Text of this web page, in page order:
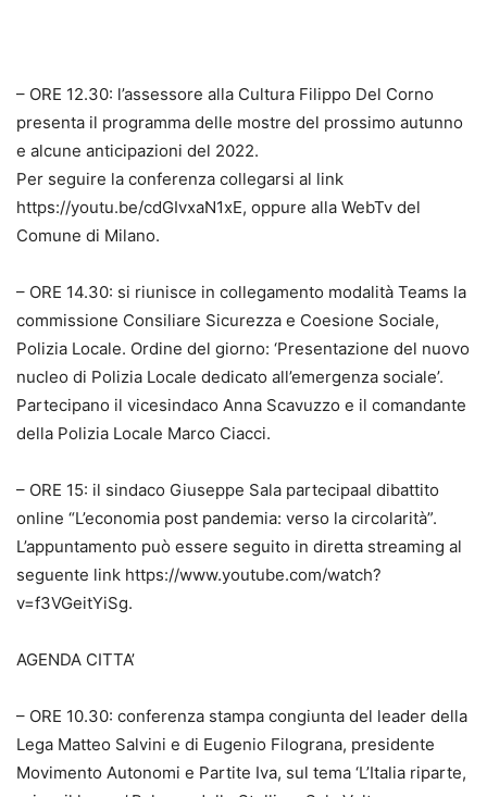
– ORE 12.30: l’assessore alla Cultura Filippo Del Corno
presenta il programma delle mostre del prossimo autunno
e alcune anticipazioni del 2022.
Per seguire la conferenza collegarsi al link
https://youtu.be/cdGIvxaN1xE, oppure alla WebTv del
Comune di Milano.
– ORE 14.30: si riunisce in collegamento modalità Teams la
commissione Consiliare Sicurezza e Coesione Sociale,
Polizia Locale. Ordine del giorno: ‘Presentazione del nuovo
nucleo di Polizia Locale dedicato all’emergenza sociale’.
Partecipano il vicesindaco Anna Scavuzzo e il comandante
della Polizia Locale Marco Ciacci.
– ORE 15: il sindaco Giuseppe Sala partecipaal dibattito
online “L’economia post pandemia: verso la circolarità”.
L’appuntamento può essere seguito in diretta streaming al
seguente link https://www.youtube.com/watch?
v=f3VGeitYiSg.
AGENDA CITTA’
– ORE 10.30: conferenza stampa congiunta del leader della
Lega Matteo Salvini e di Eugenio Filograna, presidente
Movimento Autonomi e Partite Iva, sul tema ‘L’Italia riparte,